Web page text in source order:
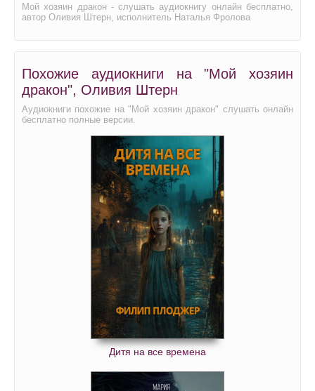
Мой хозяин дракон 28
Мой хозяин дракон - слушать аудиокнигу онлайн бесплатно,
автор Оливия Штерн, исполнитель Наталья Фролова
Похожие аудиокниги на "Мой хозяин
дракон", Оливия Штерн
Аудиокниги похожие на "Мой хозяин дракон" слушать онлайн
бесплатно полные версии.
Дитя на все времена